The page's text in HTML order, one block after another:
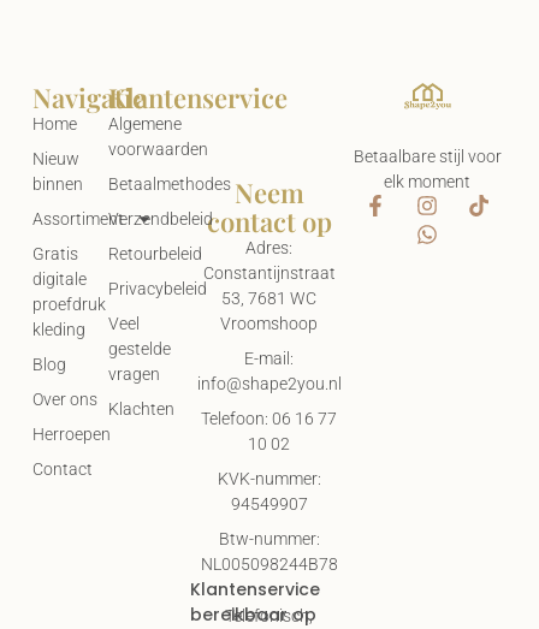
Betaalbare stijl voor
elk moment
Klantenservice
Algemene
voorwaarden
Betaalmethodes
Verzendbeleid
Retourbeleid
Privacybeleid
Veel
gestelde
vragen
Klachten
Navigatie
Home
Nieuw
binnen
Assortiment
Gratis
digitale
proefdruk
kleding
Blog
Over ons
Herroepen
Contact
Neem
contact op
Adres:
Constantijnstraat
53, 7681 WC
Vroomshoop
E-mail:
info@shape2you.nl
Telefoon: 06 16 77
10 02
KVK-nummer:
94549907
Btw-nummer:
NL005098244B78
Klantenservice
bereikbaar op
Telefonisch,